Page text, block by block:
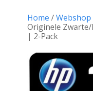
Home /Webshop
Originele
| 2-Pack